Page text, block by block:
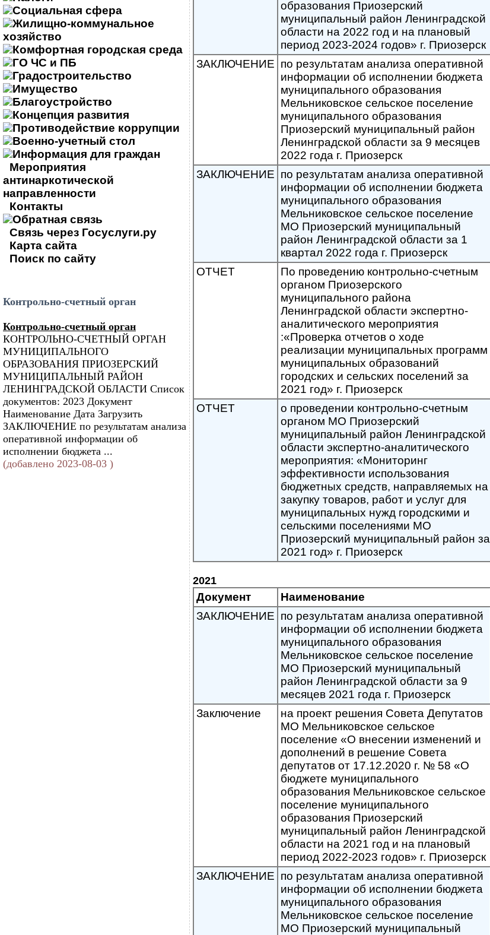
Социальная сфера
Жилищно-коммунальное
хозяйство
Комфортная городская среда
ГО ЧС и ПБ
Градостроительство
Имущество
Благоустройство
Концепция развития
Противодействие коррупции
Военно-учетный стол
Информация для граждан
Мероприятия
антинаркотической
направленности
Контакты
Обратная связь
Связь через Госуслуги.ру
Карта сайта
Поиск по сайту
Контрольно-счетный орган
Контрольно-счетный орган
КОНТРОЛЬНО-СЧЕТНЫЙ ОРГАН
МУНИЦИПАЛЬНОГО
ОБРАЗОВАНИЯ ПРИОЗЕРСКИЙ
МУНИЦИПАЛЬНЫЙ РАЙОН
ЛЕНИНГРАДСКОЙ ОБЛАСТИ Список
документов: 2023 Документ
Наименование Дата Загрузить
ЗАКЛЮЧЕНИЕ по результатам анализа
оперативной информации об
исполнении бюджета ...
(добавлено 2023-08-03 )
образования Приозерский
муниципальный район Ленинградской
области на 2022 год и на плановый
период 2023-2024 годов» г. Приозерск
ЗАКЛЮЧЕНИЕ по результатам анализа оперативной
информации об исполнении бюджета
муниципального образования
Мельниковское сельское поселение
муниципального образования
Приозерский муниципальный район
Ленинградской области за 9 месяцев
2022 года г. Приозерск
ЗАКЛЮЧЕНИЕ по результатам анализа оперативной
информации об исполнении бюджета
муниципального образования
Мельниковское сельское поселение
МО Приозерский муниципальный
район Ленинградской области за 1
квартал 2022 года г. Приозерск
ОТЧЕТ
По проведению контрольно-счетным
органом Приозерского
муниципального района
Ленинградской области экспертно-
аналитического мероприятия
:«Проверка отчетов о ходе
реализации муниципальных программ
муниципальных образований
городских и сельских поселений за
2021 год» г. Приозерск
ОТЧЕТ
о проведении контрольно-счетным
органом МО Приозерский
муниципальный район Ленинградской
области экспертно-аналитического
мероприятия: «Мониторинг
эффективности использования
бюджетных средств, направляемых на
закупку товаров, работ и услуг для
муниципальных нужд городскими и
сельскими поселениями МО
Приозерский муниципальный район за
2021 год» г. Приозерск
2021
Документ Наименование
ЗАКЛЮЧЕНИЕ по результатам анализа оперативной
информации об исполнении бюджета
муниципального образования
Мельниковское сельское поселение
МО Приозерский муниципальный
район Ленинградской области за 9
месяцев 2021 года г. Приозерск
Заключение
на проект решения Совета Депутатов
МО Мельниковское сельское
поселение «О внесении изменений и
дополнений в решение Совета
депутатов от 17.12.2020 г. № 58 «О
бюджете муниципального
образования Мельниковское сельское
поселение муниципального
образования Приозерский
муниципальный район Ленинградской
области на 2021 год и на плановый
период 2022-2023 годов» г. Приозерск
ЗАКЛЮЧЕНИЕ по результатам анализа оперативной
информации об исполнении бюджета
муниципального образования
Мельниковское сельское поселение
МО Приозерский муниципальный